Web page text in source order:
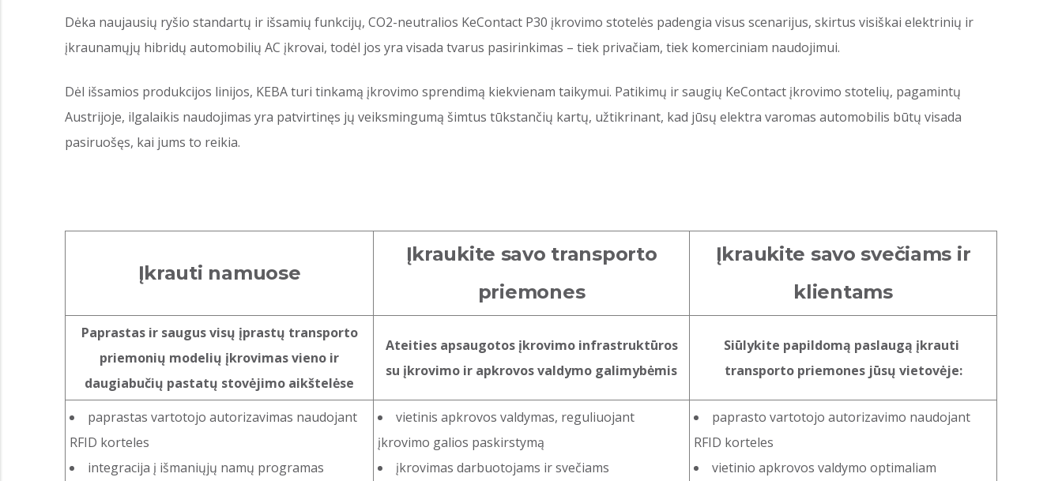
Dėka naujausių ryšio standartų ir išsamių funkcijų, CO2-neutralios KeContact P30 įkrovimo stotelės padengia visus scenarijus, skirtus visiškai elektrinių ir
įkraunamųjų hibridų automobilių AC įkrovai, todėl jos yra visada tvarus pasirinkimas – tiek privačiam, tiek komerciniam naudojimui.
Dėl išsamios produkcijos linijos, KEBA turi tinkamą įkrovimo sprendimą kiekvienam taikymui. Patikimų ir saugių KeContact įkrovimo stotelių, pagamintų
Austrijoje, ilgalaikis naudojimas yra patvirtinęs jų veiksmingumą šimtus tūkstančių kartų, užtikrinant, kad jūsų elektra varomas automobilis būtų visada
pasiruošęs, kai jums to reikia.
Įkrauti namuose
Įkraukite savo transporto
priemones
Įkraukite savo svečiams ir
klientams
Paprastas ir saugus visų įprastų transporto
priemonių modelių įkrovimas vieno ir
daugiabučių pastatų stovėjimo aikštelėse
Ateities apsaugotos įkrovimo infrastruktūros
su įkrovimo ir apkrovos valdymo galimybėmis
Siūlykite papildomą paslaugą įkrauti
transporto priemones jūsų vietovėje:
paprastas vartotojo autorizavimas naudojant
RFID korteles
integracija į išmaniųjų namų programas
vietinis apkrovos valdymas, reguliuojant
įkrovimo galios paskirstymą
įkrovimas darbuotojams ir svečiams
paprasto vartotojo autorizavimo naudojant
RFID korteles
vietinio apkrovos valdymo optimaliam